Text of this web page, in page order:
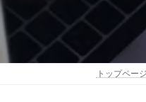
ッ
プ
移
動
トップページ